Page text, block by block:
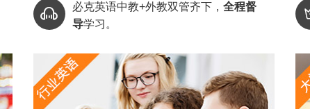
 必克英语中教+外教双管齐下，全程督
导学习。